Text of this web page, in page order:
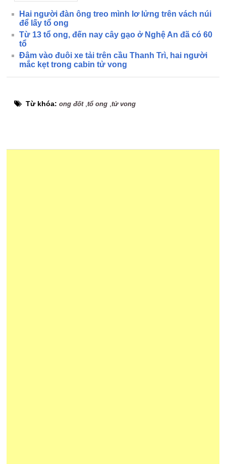
Hai người đàn ông treo mình lơ lửng trên vách núi
để lấy tổ ong
Từ 13 tổ ong, đến nay cây gạo ở Nghệ An đã có 60
tổ
Đâm vào đuôi xe tải trên cầu Thanh Trì, hai người
mắc kẹt trong cabin tử vong
Từ khóa:ong đốt,tổ ong ,tử vong